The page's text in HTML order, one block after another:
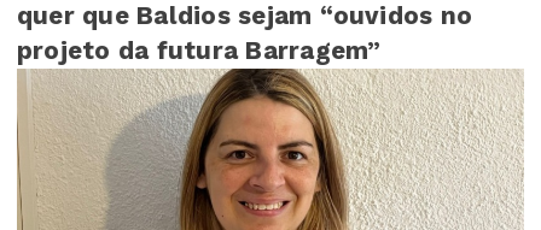
quer que Baldios sejam “ouvidos no
projeto da futura Barragem”